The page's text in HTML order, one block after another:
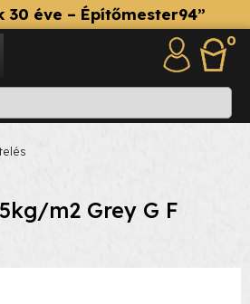
30 éve – Építőmester94”
0
m2 Grey G F